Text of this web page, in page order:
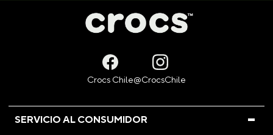
SERVICIO AL CONSUMIDOR